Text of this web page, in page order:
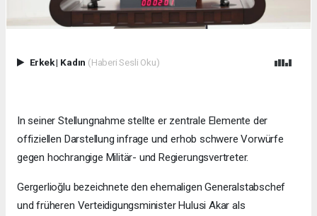
Erkek| Kadın (Haberi Sesli Oku)
In seiner Stellungnahme stellte er zentrale Elemente der
offiziellen Darstellung infrage und erhob schwere Vorwürfe
gegen hochrangige Militär- und Regierungsvertreter.
Gergerlioğlu bezeichnete den ehemaligen Generalstabschef
und früheren Verteidigungsminister Hulusi Akar als